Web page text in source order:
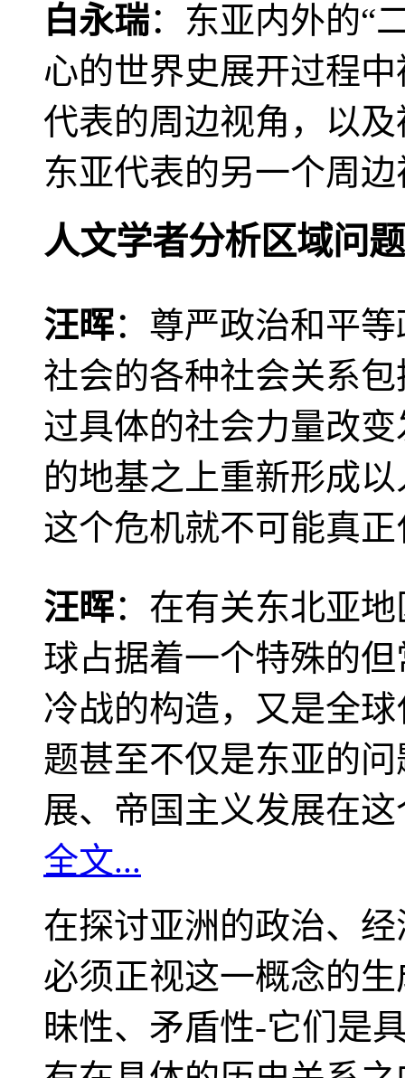
白永瑞：东亚内外的“
心的世界史展开过程
代表的周边视角，以
东亚代表的另一个周
人文学者分析区域问题
汪晖：尊严政治和平
社会的各种社会关系
过具体的社会力量改
的地基之上重新形成
这个危机就不可能真
汪晖：在有关东北亚
球占据着一个特殊的
冷战的构造，又是全
题甚至不仅是东亚的
展、帝国主义发展在
全文...
在探讨亚洲的政治、
必须正视这一概念的
昧性、矛盾性-它们是